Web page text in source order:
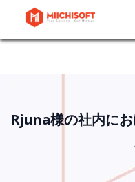
Rjuna様の社内に